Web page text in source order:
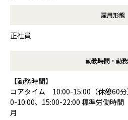
雇用形態
正社員
勤務時間・勤
【勤務時間】
コアタイム 10:00-15:00（休憩60
0-10:00、15:00-22:00 標準労働時
月